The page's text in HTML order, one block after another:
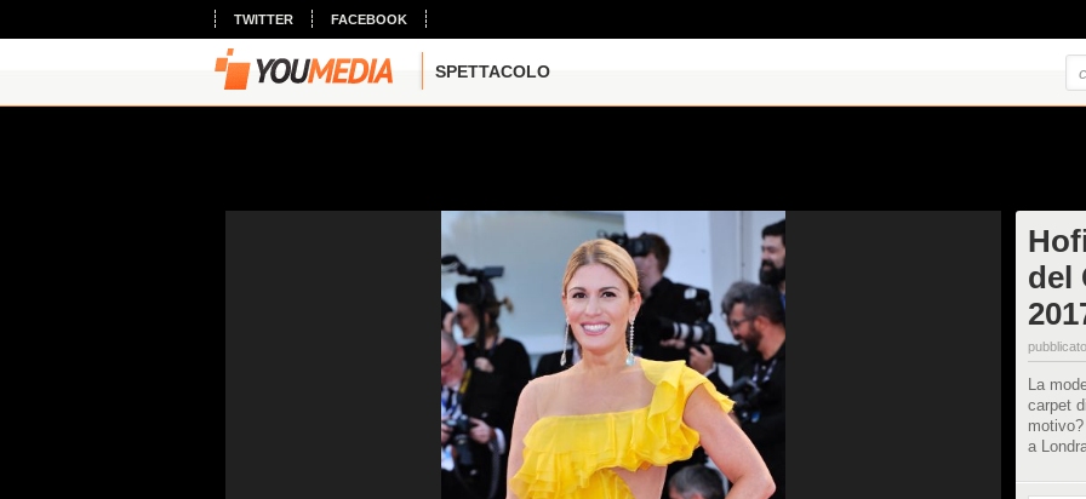
TWITTER FACEBOOK
SPETTACOLO
del
La
carpet
a